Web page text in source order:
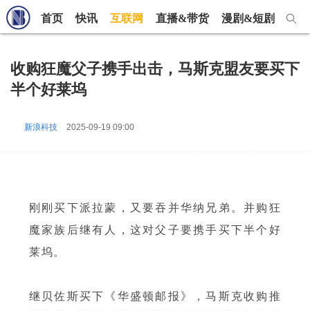
首页 快讯 互联网 直播&带货 漫剧&短剧 短
收购狂魔父子携手出击，马斯克盟友要买下
半个好莱坞
新浪科技 2025-09-19 09:00
刚刚买下派拉蒙，又要吞并华纳兄弟。并购狂
魔家族后继有人，这对父子要携手买下半个好
莱坞。
继贝佐斯买下《华盛顿邮报》，马斯克收购推